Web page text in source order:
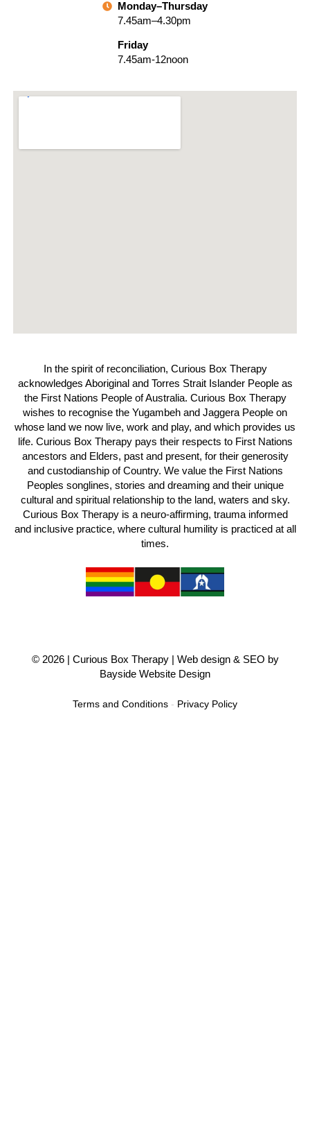
Monday–Thursday
7.45am–4.30pm
Friday
7.45am-12noon
In the spirit of reconciliation, Curious Box Therapy
acknowledges Aboriginal and Torres Strait Islander People as
the First Nations People of Australia. Curious Box Therapy
wishes to recognise the Yugambeh and Jaggera People on
whose land we now live, work and play, and which provides us
life. Curious Box Therapy pays their respects to First Nations
ancestors and Elders, past and present, for their generosity
and custodianship of Country. We value the First Nations
Peoples songlines, stories and dreaming and their unique
cultural and spiritual relationship to the land, waters and sky.
Curious Box Therapy is a neuro-affirming, trauma informed
and inclusive practice, where cultural humility is practiced at all
times.
© 2026 | Curious Box Therapy| Web design & SEO by
Bayside Website Design
Terms and Conditions - Privacy Policy